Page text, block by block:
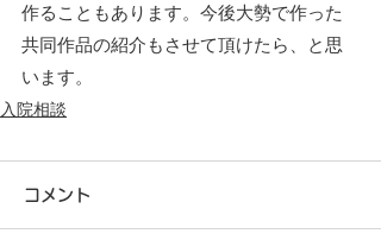
作ることもあります。今後大勢で作った
共同作品の紹介もさせて頂けたら、と思
います。
入院相談
コメント